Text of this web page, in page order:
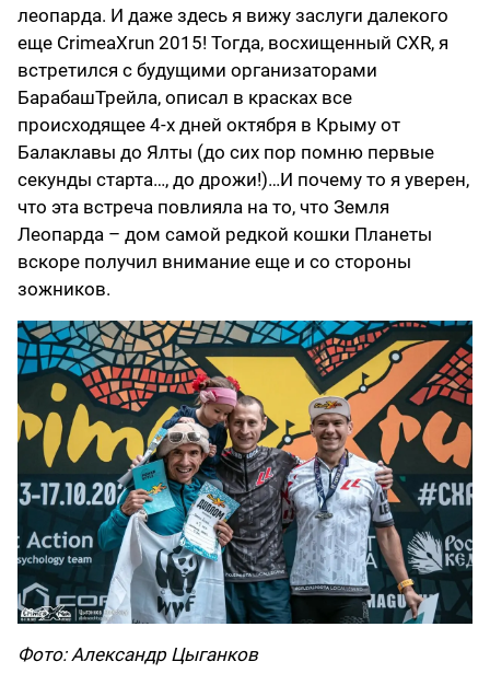
леопарда. И даже здесь я вижу заслуги далекого
еще CrimeaXrun 2015! Тогда, восхищенный CXR, я
встретился с будущими организаторами
БарабашТрейла, описал в красках все
происходящее 4-х дней октября в Крыму от
Балаклавы до Ялты (до сих пор помню первые
секунды старта…, до дрожи!)…И почему то я уверен,
что эта встреча повлияла на то, что Земля
Леопарда – дом самой редкой кошки Планеты
вскоре получил внимание еще и со стороны
зожников.
Фото: Александр Цыганков